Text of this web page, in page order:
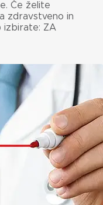
Če želite
zdravstveno in
izbirate: ZA